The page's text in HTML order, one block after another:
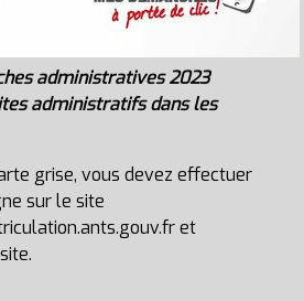
administratives 2023
administratifs dans les
grise, vous devez effectuer
sur le site
et